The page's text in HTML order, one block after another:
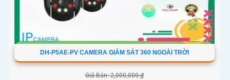
DH-P5AE-PV CAMERA GIÁM SÁT 360 NGOÀI TRỜI
Giá Bán: 2,000,000 ₫